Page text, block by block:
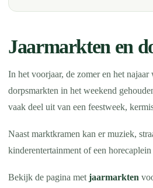
Jaarmarkten en
In het voorjaar, de zomer en het
dorpsmarkten in het weekend
vaak deel uit van een feestweek,
Naast marktkramen kan er muziek,
kinderentertainment of een
Bekijk de pagina met jaarmarkten